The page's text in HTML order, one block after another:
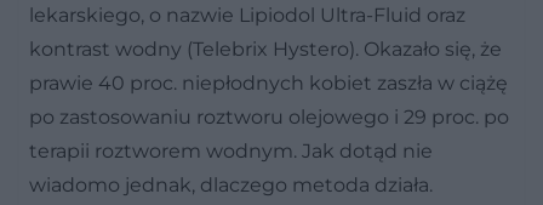
lekarskiego, o nazwie Lipiodol Ultra-Fluid oraz
kontrast wodny (Telebrix Hystero). Okazało się, że
prawie 40 proc. niepłodnych kobiet zaszła w ciążę
po zastosowaniu roztworu olejowego i 29 proc. po
terapii roztworem wodnym. Jak dotąd nie
wiadomo jednak, dlaczego metoda działa.